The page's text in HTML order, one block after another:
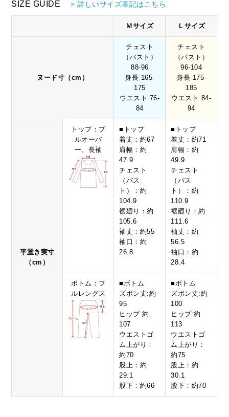
SIZE GUIDE > 詳しいサイズ表記はこちら
Ｍサイズ Ｌサイズ
ヌード寸（cm）
チェスト
（バスト）
88-96
身長 165-
175
ウエスト 76-
84
チェスト
（バスト）
96-104
身長 175-
185
ウエスト 84-
94
平置き実寸
（cm）
トップ：プ
ルオーバ
ー、長袖
■トップ
着丈：約67
肩幅：約
47.9
チェスト
（バス
ト）：約
104.9
裾廻り：約
105.6
袖丈：約55
袖口：約
26.8
■トップ
着丈：約71
肩幅：約
49.9
チェスト
（バス
ト）：約
110.9
裾廻り：約
111.6
袖丈：約
56.5
袖口：約
28.4
ボトム：フ
ルレングス
■ボトム
ズボン丈:約
95
ヒップ:約
107
ウエストゴ
ム上がり：
約70
股上：約
29.1
股下：約66
■ボトム
ズボン丈:約
100
ヒップ:約
113
ウエストゴ
ム上がり：
約75
股上：約
30.1
股下：約70